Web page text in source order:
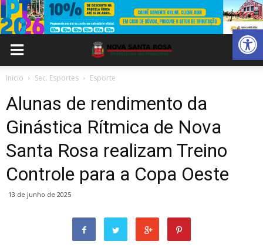
Abrir
Inicio Sec. Esportes Esporte
Alunas de rendimento da
Ginástica Rítmica de Nova
Santa Rosa realizam Treino
Controle para a Copa Oeste
13 de junho de 2025